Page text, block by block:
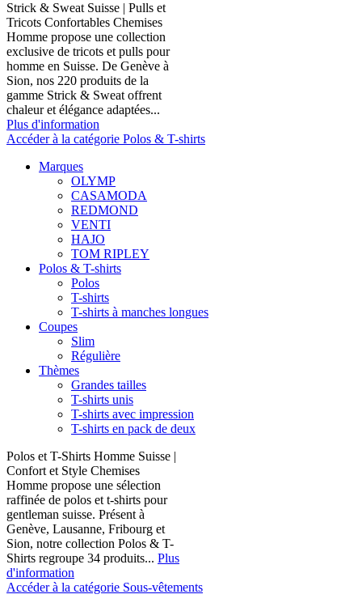
Strick & Sweat Suisse | Pulls et
Tricots Confortables Chemises
Homme propose une collection
exclusive de tricots et pulls pour
homme en Suisse. De Genève à
Sion, nos 220 produits de la
gamme Strick & Sweat offrent
chaleur et élégance adaptées...
Plus d'information
Accéder à la catégorie Polos & T-shirts
Marques
OLYMP
CASAMODA
REDMOND
VENTI
HAJO
TOM RIPLEY
Polos & T-shirts
Polos
T-shirts
T-shirts à manches longues
Coupes
Slim
Régulière
Thèmes
Grandes tailles
T-shirts unis
T-shirts avec impression
T-shirts en pack de deux
Polos et T-Shirts Homme Suisse |
Confort et Style Chemises
Homme propose une sélection
raffinée de polos et t-shirts pour
gentleman suisse. Présent à
Genève, Lausanne, Fribourg et
Sion, notre collection Polos & T-
Shirts regroupe 34 produits... Plus
d'information
Accéder à la catégorie Sous-vêtements